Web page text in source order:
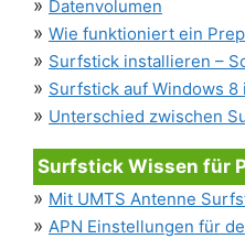
» Datenvolumen
» Wie funktioniert ein
» Surfstick installieren –
» Surfstick auf Windows 8
» Unterschied zwischen
Surfstick Wissen für
» Mit UMTS Antenne
» APN Einstellungen für